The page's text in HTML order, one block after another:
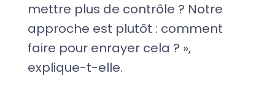
mettre plus de contrôle ? Notre
approche est plutôt : comment
faire pour enrayer cela ? »,
explique-t-elle.